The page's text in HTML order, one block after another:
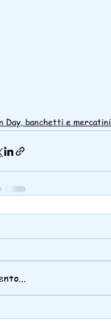
Day, banchetti e mercatini